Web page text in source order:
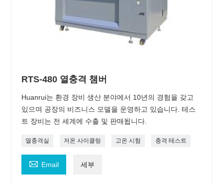
RTS-480 열충격 챔버
Huanrui는 환경 장비 생산 분야에서 10년의 경험을 갖고
있으며 공장의 비즈니스 모델을 운영하고 있습니다. 테스
트 장비는 전 세계에 수출 및 판매됩니다.
열충격실 저온 사이클링 고온 시험 충격 테스트
 Email 세부